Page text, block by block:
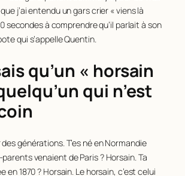
j’ai entendu un gars crier « viens là
secondes à comprendre qu’il parlait à son
qui s’appelle Quentin.
qu’un « horsain
qui n’est
générations. T’es né en Normandie
venaient de Paris ? Horsain. Ta
en 1870 ? Horsain. Le horsain, c’est celui